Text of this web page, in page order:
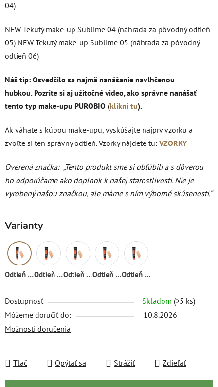
04)
NEW Tekutý make-up Sublime 04 (náhrada za pôvodný odtieň
05) NEW Tekutý make-up Sublime 05 (náhrada za pôvodný
odtieň 06)
Náš tip: Osvedčilo sa najmä nanášanie navlhčenou
hubkou. Pozrite si aj užitočné video, ako správne nanášať
tento typ make-upu PUROBIO (klikni tu).
Ak váhate s kúpou make-upu, vyskúšajte najprv vzorku a
zvoľte si ten správny odtieň. Vzorky nájdete tu: VZORKY
Overená značka: „Tento produkt sme si obľúbili a s dôverou
ho odporúčame ako doplnok k našej starostlivosti. Nie je
vyrobený našou značkou, ale máme s ním výborné skúsenosti.“
Varianty
Odtieň 03 Odtieň 01 Odtieň 02 Odtieň 04 Odtieň 05
Dostupnosť Skladom (>5 ks)
Môžeme doručiť do:
10.8.2026
Možnosti doručenia
Tlač Opýtať sa Strážiť Zdieľať